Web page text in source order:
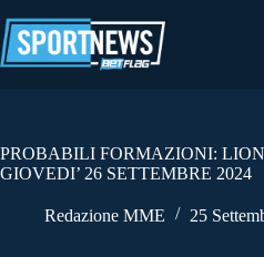
al
contenuto
PROBABILI FORMAZIONI:
GIOVEDI’ 26 SETTEMBRE 2024
Redazione MME 25